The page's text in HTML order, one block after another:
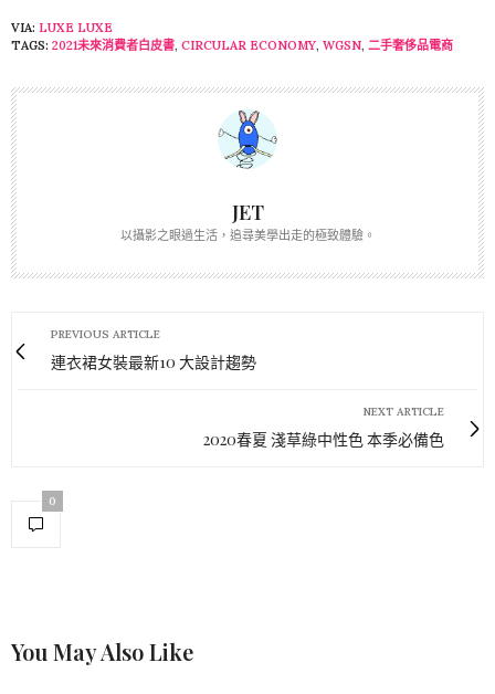
VIA: LUXE LUXE
TAGS: 2021未來消費者白皮書, CIRCULAR ECONOMY, WGSN, 二手奢侈品電商
JET
以攝影之眼過生活，追尋美學出走的極致體驗。
PREVIOUS ARTICLE
連衣裙女裝最新10 大設計趨勢
NEXT ARTICLE
2020春夏 淺草綠中性色 本季必備色
0
You May Also Like